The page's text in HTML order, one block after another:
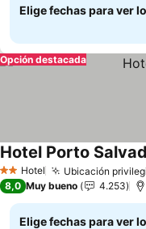
Elige fechas para ver
Opción destacada
2 Estrellas
Hotel Ubicación
Hotel Porto
8,0 Muy bueno 4.253
Elige fechas para ver